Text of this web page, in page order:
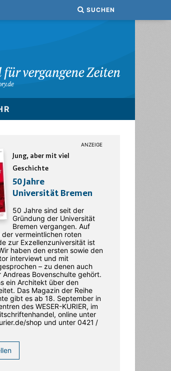
SUCHEN
Jung, aber mit viel
Geschichte
50 Jahre
Universität Bremen
50 Jahre sind seit der
Gründung der Universität
Bremen vergangen. Auf
der vermeintlichen roten
zur Exzellenzuniversität ist
haben den ersten sowie den
interviewt und mit
– zu denen auch
Andreas Bovenschulte gehört.
ein Architekt über den
Das Magazin der Reihe
gibt es ab 18. September in
des WESER-­KURIER, im
online unter
shop und unter 0421 /